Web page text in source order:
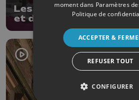
Les Ardentes : 20 ans
et de style !
moment dans Paramètres
Politique de
ACCEPTER &
REFUSER TOUT
CONFIGURER